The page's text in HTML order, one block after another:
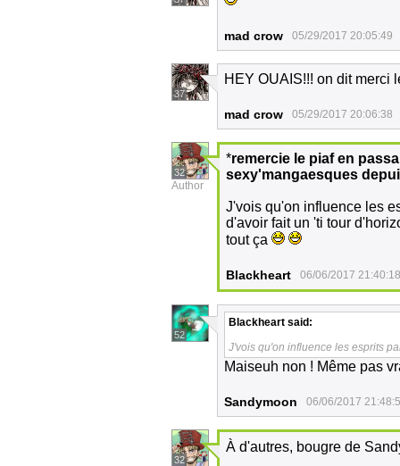
mad crow 05/29/2017 20:05:49
37
HEY OUAIS!!! on dit merci
mad crow 05/29/2017 20:06:38
32
Author
*remercie le piaf en
sexy'mangaesques
J'vois qu'on influence les
d'avoir fait un 'ti tour
tout ça
Blackheart 06/06/2017 21:40:18
52
Blackheart said:
J'vois qu'on influence les esprits
Maiseuh non ! Même pas
Sandymoon 06/06/2017
32
À d'autres, bougre de